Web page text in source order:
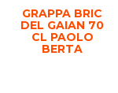
GRAPPA BRIC
DEL GAIAN 70
CL PAOLO
BERTA